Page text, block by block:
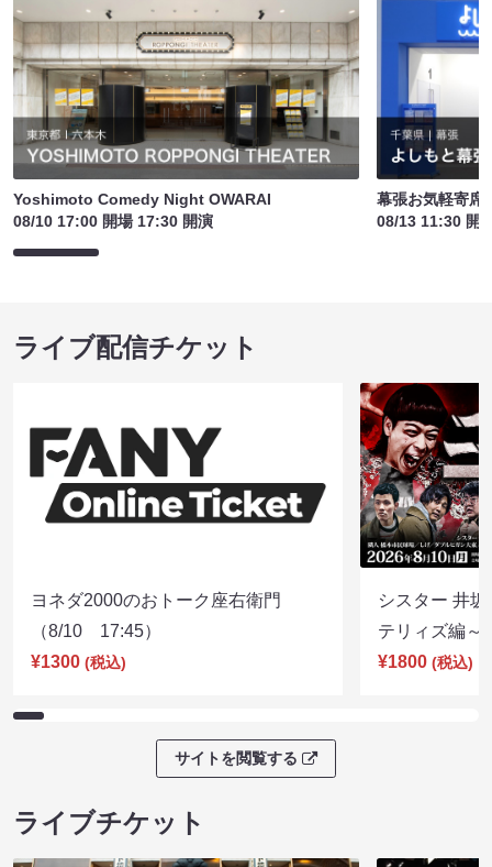
Yoshimoto Comedy Night OWARAI
08/10 17:00 開場 17:30 開演
幕張お気軽寄席
08/13 11:30 開
ライブ配信チケット
ヨネダ2000のおトーク座右衛門
（8/10 17:45）
¥1300 (税込)
シスター 井
テリィズ編
¥1800 (税込)
サイトを閲覧する
ライブチケット